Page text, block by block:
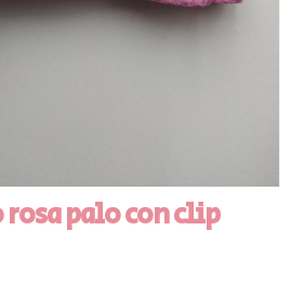
palo con clip